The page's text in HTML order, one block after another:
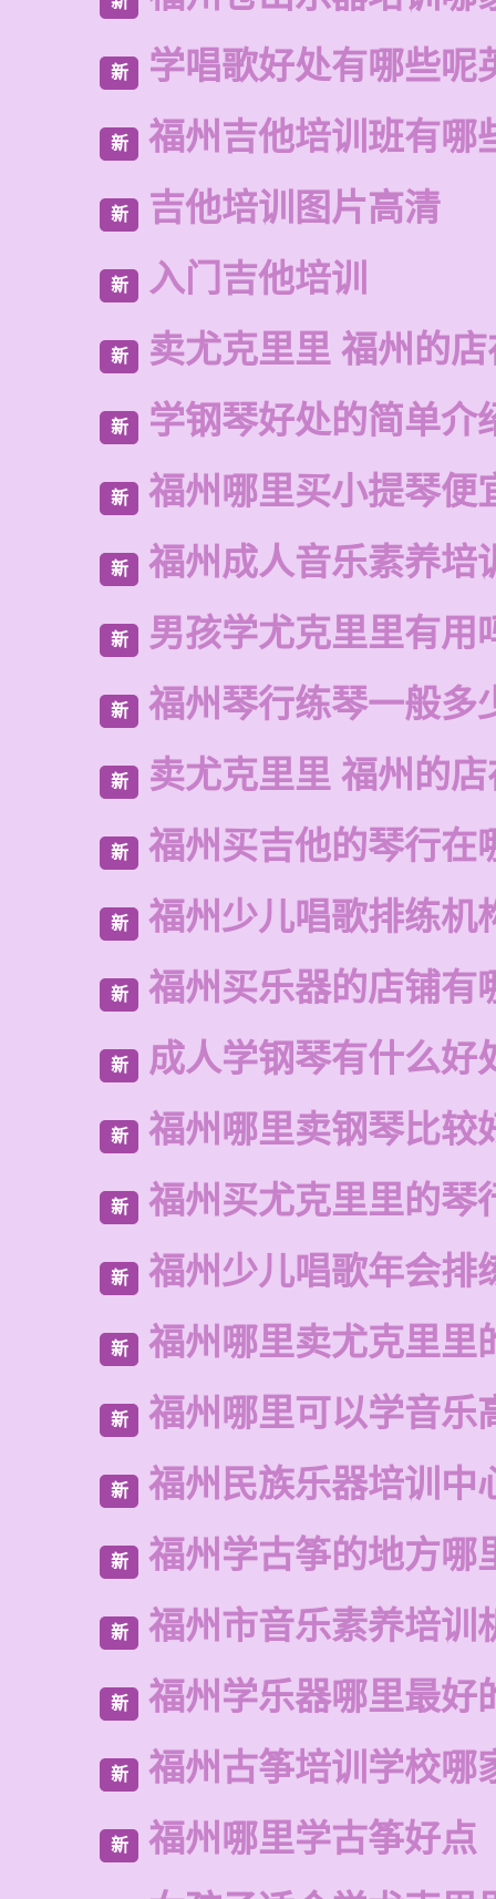
新 学唱歌好处有哪些呢
新 福州吉他培训班有哪
新 吉他培训图片高清
新 入门吉他培训
新 卖尤克里里 福州的
新 学钢琴好处的简单介
新 福州哪里买小提琴便
新 福州成人音乐素养培
新 男孩学尤克里里有用
新 福州琴行练琴一般多
新 卖尤克里里 福州的
新 福州买吉他的琴行在
新 福州少儿唱歌排练机
新 福州买乐器的店铺有
新 成人学钢琴有什么好
新 福州哪里卖钢琴比较
新 福州买尤克里里的琴
新 福州少儿唱歌年会排
新 福州哪里卖尤克里里
新 福州哪里可以学音乐
新 福州民族乐器培训中
新 福州学古筝的地方哪
新 福州市音乐素养培训
新 福州学乐器哪里最好
新 福州古筝培训学校哪
新 福州哪里学古筝好点